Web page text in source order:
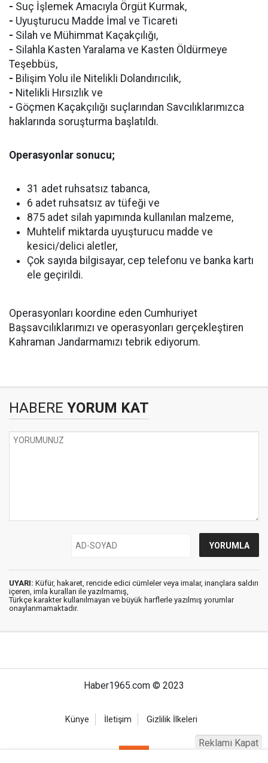
- Suç İşlemek Amacıyla Örgüt Kurmak,
- Uyuşturucu Madde İmal ve Ticareti
- Silah ve Mühimmat Kaçakçılığı,
- Silahla Kasten Yaralama ve Kasten Öldürmeye
Teşebbüs,
- Bilişim Yolu ile Nitelikli Dolandırıcılık,
- Nitelikli Hırsızlık ve
- Göçmen Kaçakçılığı suçlarından Savcılıklarımızca
haklarında soruşturma başlatıldı.
Operasyonlar sonucu;
31 adet ruhsatsız tabanca,
6 adet ruhsatsız av tüfeği ve
875 adet silah yapımında kullanılan malzeme,
Muhtelif miktarda uyuşturucu madde ve
kesici/delici aletler,
Çok sayıda bilgisayar, cep telefonu ve banka kartı
ele geçirildi.
Operasyonları koordine eden Cumhuriyet
Başsavcılıklarımızı ve operasyonları gerçekleştiren
Kahraman Jandarmamızı tebrik ediyorum.
HABERE YORUM KAT
UYARI: Küfür, hakaret, rencide edici cümleler veya imalar, inançlara saldırı
içeren, imla kuralları ile yazılmamış,
Türkçe karakter kullanılmayan ve büyük harflerle yazılmış yorumlar
onaylanmamaktadır.
Haber1965.com © 2023
Künye İletişim Gizlilik İlkeleri
Reklamı Kapat